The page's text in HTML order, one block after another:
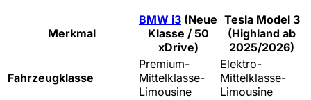
Merkmal
BMW i3 (Neue
Klasse / 50
xDrive)
Tesla Model 3
(Highland ab
2025/2026)
Fahrzeugklasse
Premium-
Mittelklasse-
Limousine
Elektro-
Mittelklasse-
Limousine